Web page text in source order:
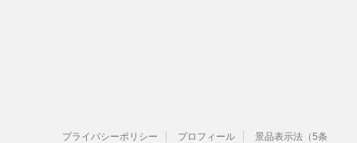
プライバシーポリシー プロフィール
景品表示法（5条